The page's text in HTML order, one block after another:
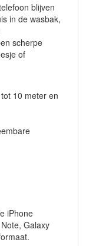
blijven
in de wasbak,
scherpe
of
10 meter en
iPhone
Galaxy